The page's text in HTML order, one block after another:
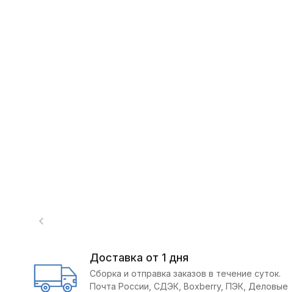
Доставка от 1 дня
Сборка и отправка заказов в течение суток.
Почта России, СДЭК, Boxberry, ПЭК, Деловые